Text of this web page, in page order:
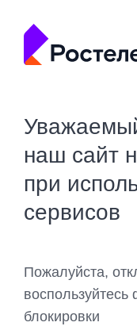
наш сайт
при
сервисов
Пожалуйста,
блокировки